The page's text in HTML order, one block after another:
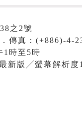
之2號
傳真：(+886)-4-
1時至5時
新版╱螢幕解析